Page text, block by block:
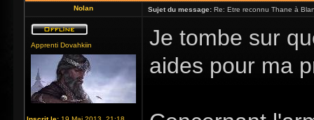
Nolan Sujet du message: Re: Etre reconnu Thane à
Apprenti Dovahkiin
Je tombe sur
aides pour ma